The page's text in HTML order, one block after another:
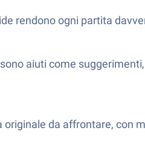
rendono ogni partita
aiuti come
da affrontare, con